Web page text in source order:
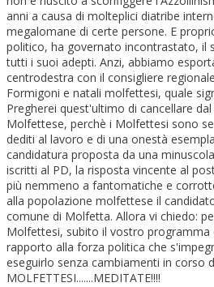
anni a causa di molteplici diatribe
megalomane di certe persone. E
politico, ha governato incontrastato, il
tutti i suoi adepti. Anzi, abbiamo
centrodestra con il consigliere
Formigoni e natali molfettesi, quale
Pregherei quest'ultimo di cancellare
Molfettese, perchè i Molfettesi sono
dediti al lavoro e di una onestà
candidatura proposta da una
iscritti al PD, la risposta vincente al
più nemmeno a fantomatiche e
alla popolazione molfettese il
comune di Molfetta. Allora vi chiedo:
Molfettesi, subito il vostro programma
rapporto alla forza politica che
eseguirlo senza cambiamenti in corso
MOLFETTESI.......MEDITATE!!!!